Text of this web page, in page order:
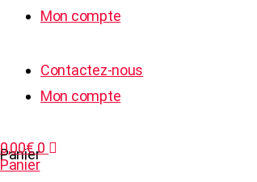
Mon compte
Contactez-nous
Mon compte
Panier
0,00€ 0
Panier